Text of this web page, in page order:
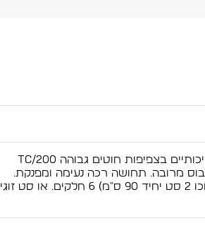
סט מצעים יוקרתי עשוי מבדי פרקל איכותיים בצפיפות חוטים גבוהה TC/200
מרובה. תחושה רכה נעימה ומפנקת.
מגיע ב: סט למיטה יהודית (המכיל בתוכו 2 סט יחיד 90 ס"מ) 6 חלקים. או סט זוגי